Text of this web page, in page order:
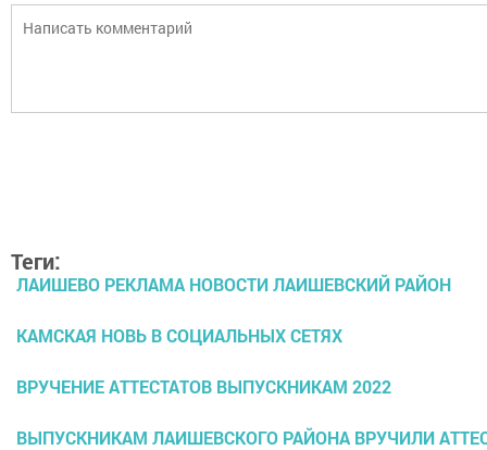
Теги:
ЛАИШЕВО РЕКЛАМА НОВОСТИ ЛАИШЕВСКИЙ РАЙОН
КАМСКАЯ НОВЬ В СОЦИАЛЬНЫХ СЕТЯХ
ВРУЧЕНИЕ АТТЕСТАТОВ ВЫПУСКНИКАМ 2022
ВЫПУСКНИКАМ ЛАИШЕВСКОГО РАЙОНА ВРУЧИЛИ